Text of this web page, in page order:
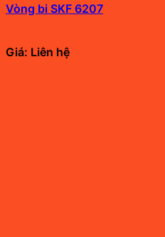
Vòng bi SKF 6207
Giá: Liên hệ